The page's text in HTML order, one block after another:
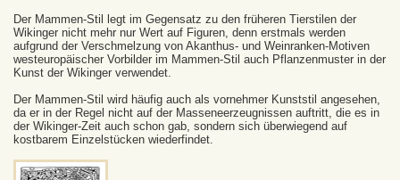
Der Mammen-Stil legt im Gegensatz zu den früheren Tierstilen der
Wikinger nicht mehr nur Wert auf Figuren, denn erstmals werden
aufgrund der Verschmelzung von Akanthus- und Weinranken-Motiven
westeuropäischer Vorbilder im Mammen-Stil auch Pflanzenmuster in der
Kunst der Wikinger verwendet.
Der Mammen-Stil wird häufig auch als vornehmer Kunststil angesehen,
da er in der Regel nicht auf der Masseneerzeugnissen auftritt, die es in
der Wikinger-Zeit auch schon gab, sondern sich überwiegend auf
kostbarem Einzelstücken wiederfindet.